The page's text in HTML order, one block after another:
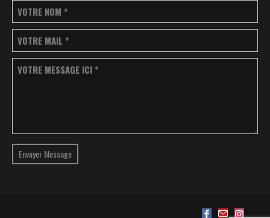
VOTRE NOM *
VOTRE MAIL *
VOTRE MESSAGE ICI *
Envoyer Message